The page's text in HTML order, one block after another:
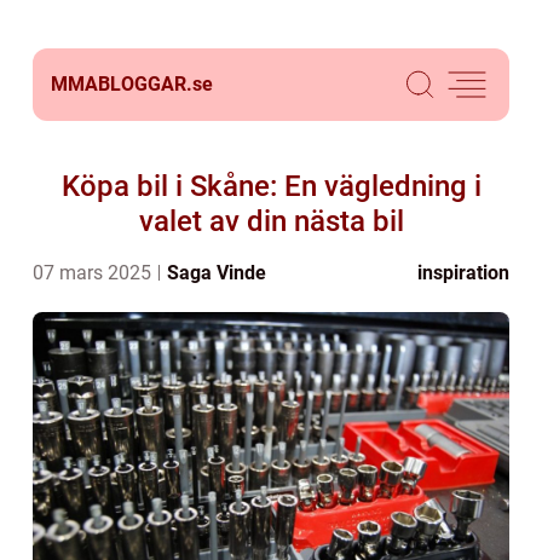
MMABLOGGAR.se
Köpa bil i Skåne: En vägledning i
valet av din nästa bil
07 mars 2025 Saga Vinde inspiration